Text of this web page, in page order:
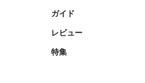
ガイド
レビュー
特集